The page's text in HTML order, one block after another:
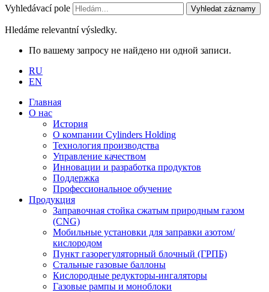
Vyhledávací pole Vyhledat záznamy
Hledáme relevantní výsledky.
По вашему запросу не найдено ни одной записи.
RU
EN
Главная
О нас
История
О компании Cylinders Holding
Технология производства
Управление качеством
Инновации и разработка продуктов
Поддержка
Профессиональное обучение
Продукция
Заправочная стойка сжатым природным газом
(CNG)
Мобильные установки для заправки азотом/
кислородом
Пункт газорегуляторный блочный (ГРПБ)
Стальные газовые баллоны
Кислородные редукторы-ингаляторы
Газовые рампы и моноблоки